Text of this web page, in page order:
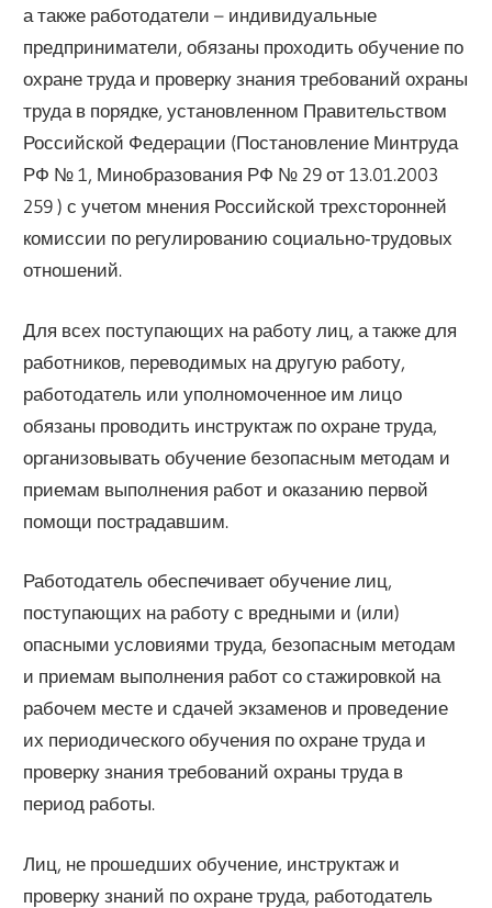
а также работодатели – индивидуальные
предприниматели, обязаны проходить обучение по
охране труда и проверку знания требований охраны
труда в порядке, установленном Правительством
Российской Федерации (Постановление Минтруда
РФ № 1, Минобразования РФ № 29 от 13.01.2003
259 ) с учетом мнения Российской трехсторонней
комиссии по регулированию социально‑трудовых
отношений.
Для всех поступающих на работу лиц, а также для
работников, переводимых на другую работу,
работодатель или уполномоченное им лицо
обязаны проводить инструктаж по охране труда,
организовывать обучение безопасным методам и
приемам выполнения работ и оказанию первой
помощи пострадавшим.
Работодатель обеспечивает обучение лиц,
поступающих на работу с вредными и (или)
опасными условиями труда, безопасным методам
и приемам выполнения работ со стажировкой на
рабочем месте и сдачей экзаменов и проведение
их периодического обучения по охране труда и
проверку знания требований охраны труда в
период работы.
Лиц, не прошедших обучение, инструктаж и
проверку знаний по охране труда, работодатель